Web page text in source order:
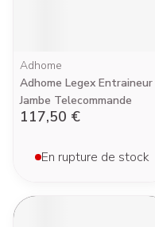
Adhome
Adhome Legex Entraineur
Jambe Telecommande
117,50 €
En rupture de stock